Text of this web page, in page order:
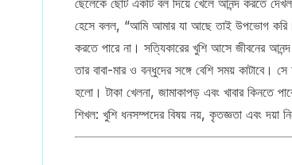
হেসে বলল, “আমি আমার যা আছে তাই উপভোগ করি।
করতে পারে না। সত্যিকারের খুশি আসে জীবনের
তার বাবা-মার ও বন্ধুদের সঙ্গে বেশি সময় কাটাবে।
হলো। টাকা খেলনা, জামাকাপড় এবং খাবার কিনতে
শিখল: খুশি ধনসম্পদের বিষয় নয়, কৃতজ্ঞতা এবং দয়া